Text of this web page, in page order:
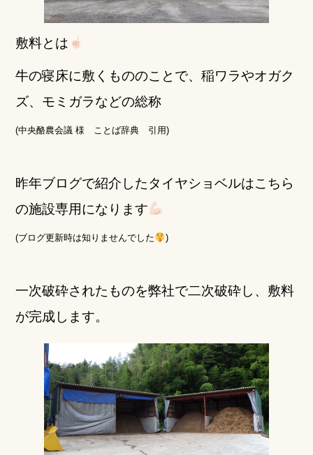
敷料とは
牛の寝床に敷くもののことで、稲ワラやオガク
ズ、モミガラなどの総称
(中央酪農会議 様 ことば辞典 引用)
昨年ブログで紹介したタイヤショベルはこちら
の施設専用になります
(ブログ更新時は知りませんでした )
一次破砕されたものを弊社で二次破砕し、敷料
が完成します。